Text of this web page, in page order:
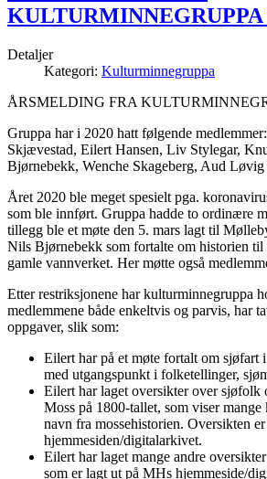
KULTURMINNEGRUPPA
Detaljer
Kategori: Kulturminnegruppa
ÅRSMELDING FRA
Gruppa har i 2020 hatt følgende
Skjævestad, Eilert Hansen, Liv Stylegar,
Bjørnebekk, Wenche Skageberg, Aud
Året 2020 ble meget spesielt pga.
som ble innført. Gruppa hadde to ordinære
tillegg ble et møte den 5. mars lagt til
Nils Bjørnebekk som fortalte om historien til
gamle vannverket. Her møtte også
Etter restriksjonene har kulturminnegruppa
medlemmene både enkeltvis og parvis, har
oppgaver, slik som:
Eilert har på et møte fortalt om sjøfart
med utgangspunkt i folketellinger,
Eilert har laget oversikter over sjøfolk
Moss på 1800-tallet, som viser
navn fra mossehistorien. Oversikten
hjemmesiden/digitalarkivet.
Eilert har laget mange andre
som er lagt ut på MHs hjemmeside/